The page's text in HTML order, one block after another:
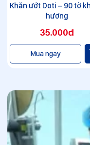
Khăn ướt Doti – 90 tờ
hương
35.000đ
Mua ngay